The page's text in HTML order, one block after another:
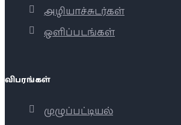
அழியாச்சுடர்கள்
ஒளிப்படங்கள்
விபரங்கள்
முழுப்பட்டியல்